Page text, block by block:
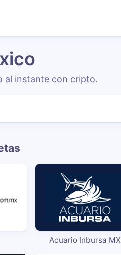
al instante con cripto.
Acuario Inbursa MX